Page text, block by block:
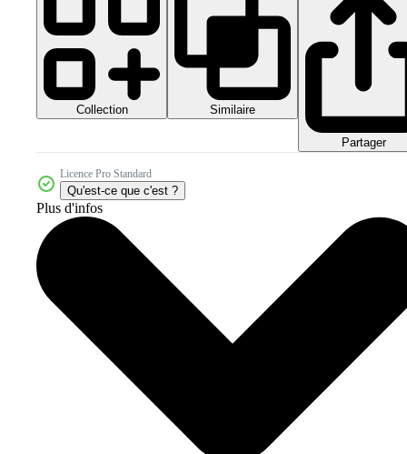
Collection Similaire
Partager
Licence Pro Standard
Qu'est-ce que c'est ?
Plus d'infos